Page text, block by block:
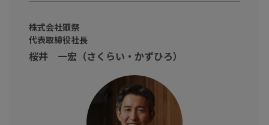
株式会社獺祭
代表取締役社長
桜井 一宏（さくらい・かずひろ）